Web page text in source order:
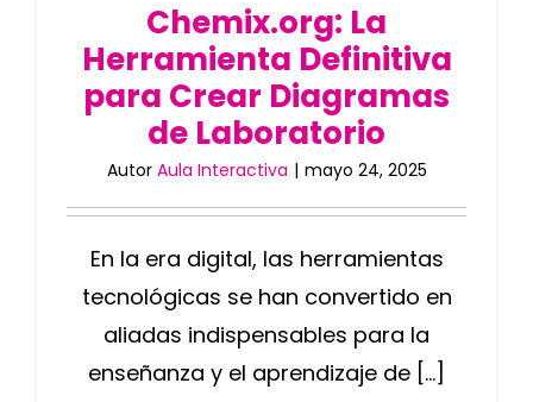
Chemix.org: La
Herramienta Definitiva
para Crear Diagramas
de Laboratorio
Autor Aula Interactiva | mayo 24, 2025
En la era digital, las herramientas
tecnológicas se han convertido en
aliadas indispensables para la
enseñanza y el aprendizaje de [...]